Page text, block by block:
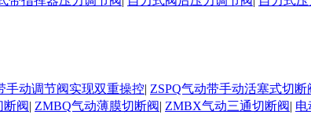
手动调节阀实现双重操控| ZSPQ气动带手动活塞式切断
断阀| ZMBQ气动薄膜切断阀| ZMBX气动三通切断阀| 电